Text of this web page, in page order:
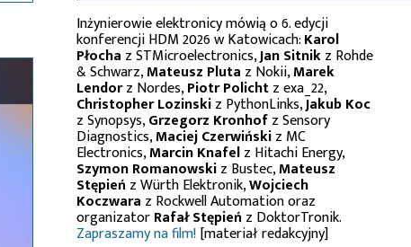
Inżynierowie elektronicy mówią o 6. edycji
konferencji HDM 2026 w Katowicach:Karol
Płocha z STMicroelectronics,Jan Sitnikz Rohde
& Schwarz,Mateusz Pluta z Nokii,Marek
Lendorz Nordes,Piotr Polichtz exa_22,
Christopher Lozinskiz PythonLinks,Jakub Koc
z Synopsys,Grzegorz Kronhofz Sensory
Diagnostics,Maciej Czerwińskiz MC
Electronics,Marcin Knafelz Hitachi Energy,
Szymon Romanowskiz Bustec,Mateusz
Stępień z Würth Elektronik,Wojciech
Koczwara z Rockwell Automation oraz
organizatorRafał Stępień z DoktorTronik.
Zapraszamy na film![materiał redakcyjny]